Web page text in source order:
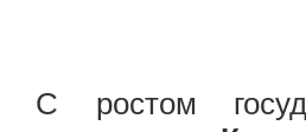
С ростом